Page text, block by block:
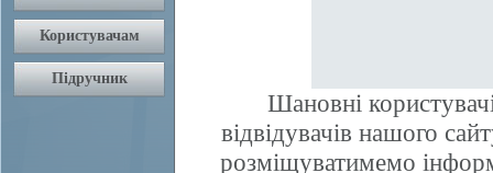
Шановні
відвідувачів нашого
розміщуватимемо